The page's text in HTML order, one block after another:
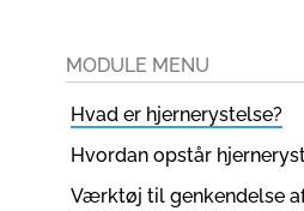
MODULE MENU
Hvad er hjernerystelse?
Hvordan opstår
Værktøj til genkendelse